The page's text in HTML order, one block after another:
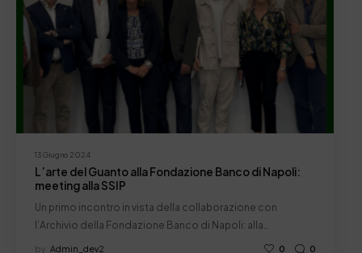
13 Giugno 2024
L’arte del Guanto alla Fondazione Banco di Napoli:
meeting alla SSIP
Un primo incontro in vista della collaborazione con
l’Archivio della Fondazione Banco di Napoli: alla…
by Admin_dev2 0 0